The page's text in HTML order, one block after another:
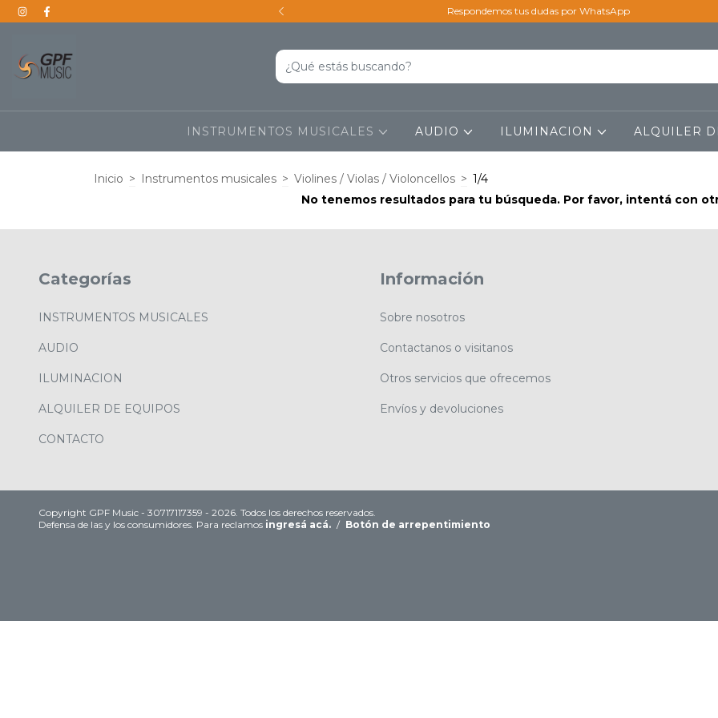
a todo el país Respondemos tus dudas por WhatsApp
INSTRUMENTOS MUSICALES AUDIO ILUMINACION ALQUILER
Inicio > Instrumentos musicales > Violines / Violas / Violoncellos > 1/4
No tenemos resultados para tu búsqueda. Por favor, intentá con
Categorías
INSTRUMENTOS MUSICALES
AUDIO
ILUMINACION
ALQUILER DE EQUIPOS
CONTACTO
Información
Sobre nosotros
Contactanos o visitanos
Otros servicios que ofrecemos
Envíos y devoluciones
Copyright GPF Music - 30717117359 - 2026. Todos los derechos reservados.
Defensa de las y los consumidores. Para reclamos ingresá acá. / Botón de arrepentimiento